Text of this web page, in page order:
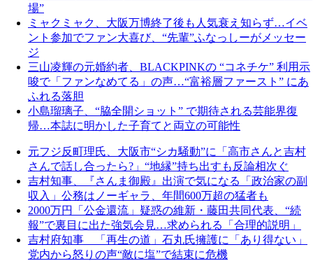
場”
ミャクミャク、大阪万博終了後も人気衰え知らず…イベ
ント参加でファン大喜び、“先輩”ふなっしーがメッセー
ジ
三山凌輝の元婚約者、BLACKPINKの “コネチケ” 利用示
唆で「ファンなめてる」の声…“富裕層ファースト” にあ
ふれる落胆
小島瑠璃子、“脇全開ショット” で期待される芸能界復
帰…本誌に明かした子育てと両立の可能性
元フジ反町理氏、大阪市“シカ騒動”に「高市さんと吉村
さんで話し合ったら?」“地縁”持ち出すも反論相次ぐ
吉村知事、『さんま御殿』出演で気になる「政治家の副
収入」公務はノーギャラ、年間600万超の猛者も
2000万円「公金還流」疑惑の維新・藤田共同代表、“続
報”で裏目に出た強気会見…求められる「合理的説明」
吉村府知事 「再生の道」石丸氏擁護に「あり得ない」
党内から怒りの声“敵に塩”で結束に危機